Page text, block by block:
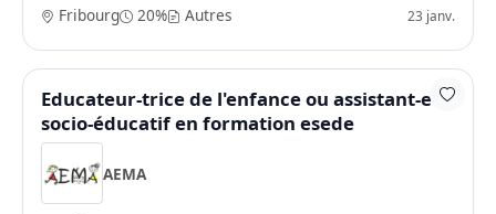
Fribourg 20% Autres 23 janv.
Educateur-trice de l'enfance ou assistant-e
socio-éducatif en formation esede
AEMA